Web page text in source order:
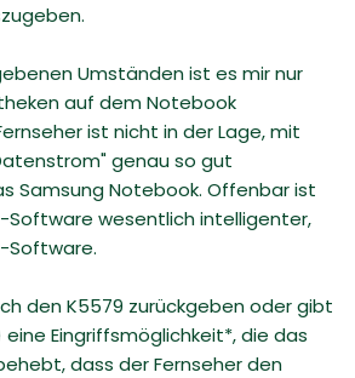
Umständen ist es mir nur
auf dem Notebook
ist nicht in der Lage, mit
genau so gut
Samsung Notebook. Offenbar ist
Software wesentlich intelligenter,
Software.
den K5579 zurückgeben oder gibt
Eingriffsmöglichkeit*, die das
dass der Fernseher den